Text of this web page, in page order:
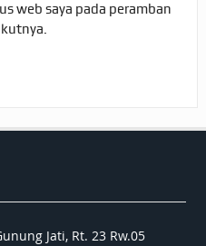
web saya pada peramban
Jati, Rt. 23 Rw.05